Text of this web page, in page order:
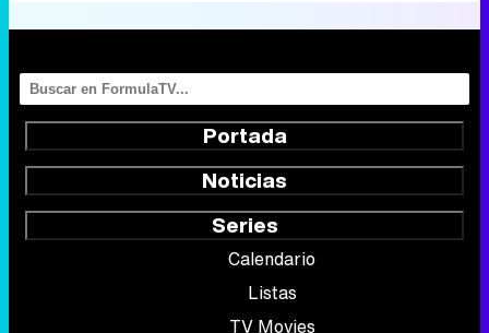
Portada
Noticias
Series
Calendario
Listas
TV Movies